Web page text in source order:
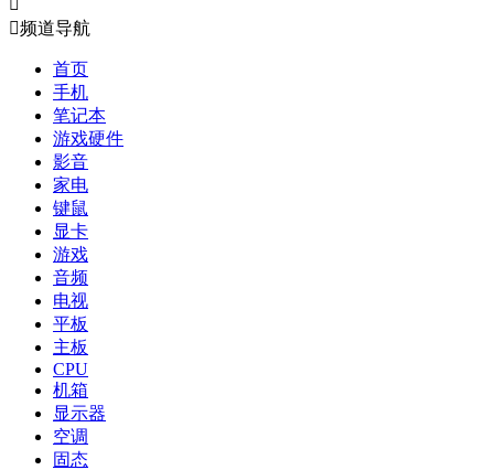
频道导航
首页
手机
笔记本
游戏硬件
影音
家电
键鼠
显卡
游戏
音频
电视
平板
主板
CPU
机箱
显示器
空调
固态